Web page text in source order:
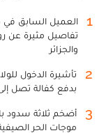
1
العميل السابق
تفاصيل مثيرة عن
والجزائر
2
بدفع كفالة تصل إلى 20 ألف
3
أضخم ثلاثة
موجات الحر